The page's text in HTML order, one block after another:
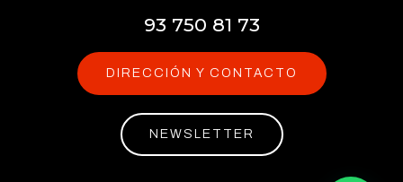
93 750 81 73
DIRECCIÓN Y CONTACTO
NEWSLETTER